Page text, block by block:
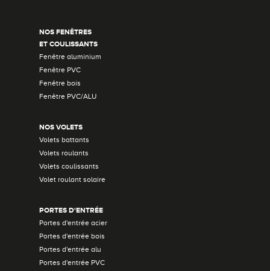
NOS FENÊTRES
ET COULISSANTS
Fenêtre aluminium
Fenêtre PVC
Fenêtre bois
Fenêtre PVC/ALU
NOS VOLETS
Volets battants
Volets roulants
Volets coulissants
Volet roulant solaire
PORTES D'ENTRÉE
Portes d'entrée acier
Portes d'entrée bois
Portes d'entrée alu
Portes d'entrée PVC